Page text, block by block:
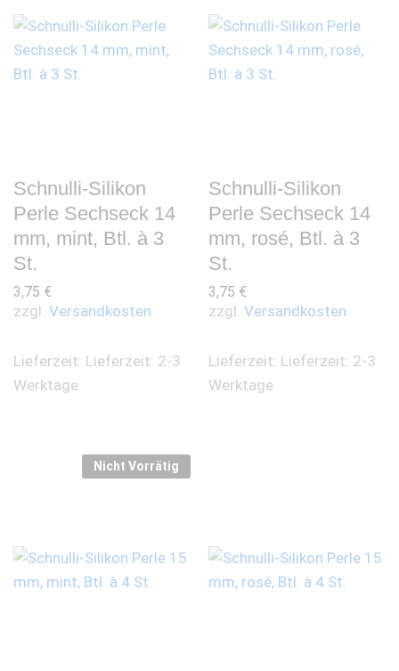
Schnulli-Silikon
Perle Sechseck 14
mm, mint, Btl. à 3
St.
3,75 €
zzgl. Versandkosten
Lieferzeit: Lieferzeit: 2-3
Werktage
Schnulli-Silikon
Perle Sechseck 14
mm, rosé, Btl. à 3
St.
3,75 €
zzgl. Versandkosten
Lieferzeit: Lieferzeit: 2-3
Werktage
Nicht Vorrätig